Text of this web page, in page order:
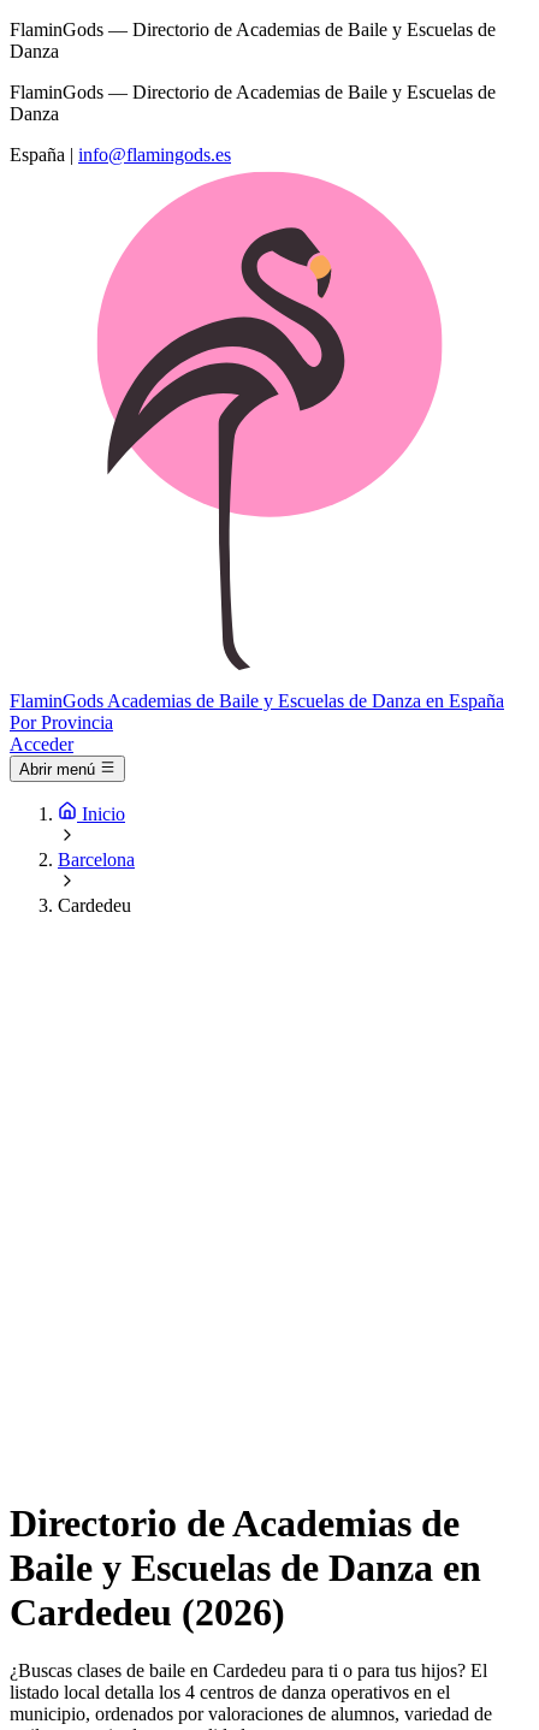
FlaminGods — Directorio de Academias de Baile y Escuelas de
Danza
FlaminGods — Directorio de Academias de Baile y Escuelas de
Danza
España | info@flamingods.es
FlaminGods Academias de Baile y Escuelas de Danza en España
Por Provincia
Acceder
Abrir menú
Inicio
Barcelona
Cardedeu
Directorio de Academias de
Baile y Escuelas de Danza en
Cardedeu (2026)
¿Buscas clases de baile en Cardedeu para ti o para tus hijos? El
listado local detalla los 4 centros de danza operativos en el
municipio, ordenados por valoraciones de alumnos, variedad de